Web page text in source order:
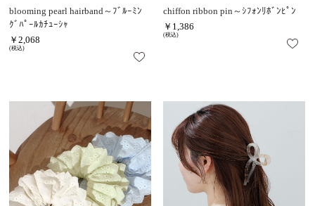
blooming pearl hairband～ﾌﾞﾙｰﾐﾝ
ｸﾞﾊﾟｰﾙｶﾁｭｰｼｬ
￥2,068
(税込)
chiffon ribbon pin～ｼﾌｫﾝﾘﾎﾞﾝﾋﾟﾝ
￥1,386
(税込)